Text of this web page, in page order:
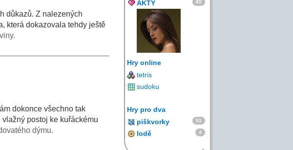
důkazů. Z nalezených
která dokazovala tehdy ještě
dokonce všechno tak
postoj ke kuřáckému
dýmu.
AKTY 85
Hry online
tetris
sudoku
Hry pro dva
piškvorky
51
lodě 4